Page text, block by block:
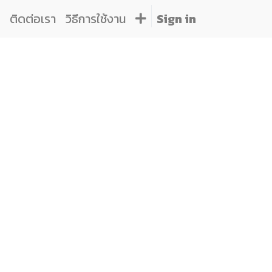
ติดต่อเรา วิธีการใช้งาน Sign in